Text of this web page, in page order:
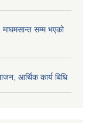
सम्म भएको
आर्थिक कार्य बिधि